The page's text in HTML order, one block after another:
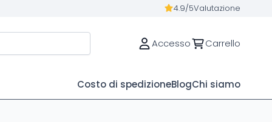
4.9/5Valutazione
Accesso Carrello
Costo di spedizioneBlogChi siamo